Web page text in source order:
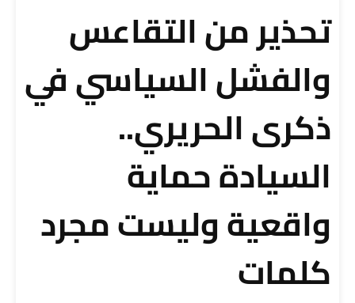
تحذير من التقاعس
والفشل السياسي في
ذكرى الحريري..
السيادة حماية
واقعية وليست مجرد
كلمات